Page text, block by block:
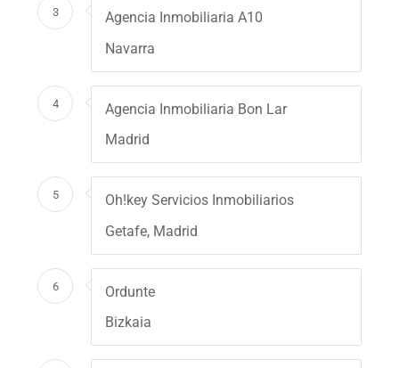
3
Agencia Inmobiliaria A10
Navarra
4
Agencia Inmobiliaria Bon Lar
Madrid
5
Oh!key Servicios Inmobiliarios
Getafe, Madrid
6
Ordunte
Bizkaia